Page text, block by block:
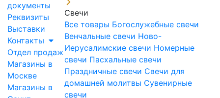
документы
Реквизиты
Выставки
Контакты
Отдел продаж
Магазины в
Москве
Магазины в
Свечи
Все товары Богослужебные свечи
Венчальные свечи Ново-
Иерусалимские свечи Номерные
свечи Пасхальные свечи
Праздничные свечи Свечи для
домашней молитвы Сувенирные
свечи